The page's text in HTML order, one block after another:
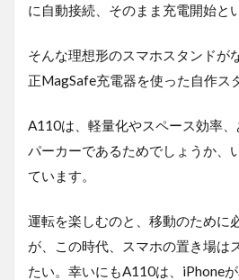
に自動接続、そのまま充電開始と
そんな理想形のスマホスタンドが
正MagSafe充電器を使った自作ス
A110は、軽量化やスペース効率
パーカーであるためでしょうか、
ています。
運転を楽しむのと、移動のために
が、この時代、スマホの置き場は
たい。幸いにもA110は、iPhone